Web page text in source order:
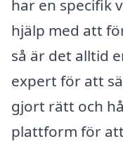
har en specifik
hjälp med att
så är det alltid
expert för att
gjort rätt och
plattform för